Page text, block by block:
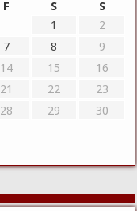
F S
S
1
2
7 8
9
14 15
16
21 22
23
28 29
30